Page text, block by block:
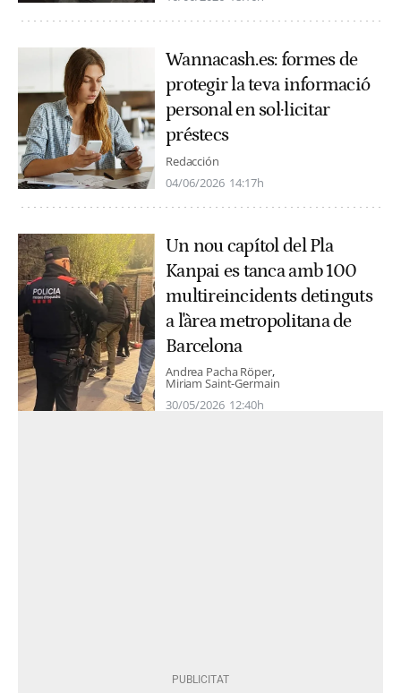
Wannacash.es: formes de
protegir la teva informació
personal en sol·licitar
préstecs
Redacción
04/06/2026 14:17h
Un nou capítol del Pla
Kanpai es tanca amb 100
multireincidents detinguts
a l'àrea metropolitana de
Barcelona
Andrea Pacha Röper
Miriam Saint-Germain
30/05/2026 12:40h